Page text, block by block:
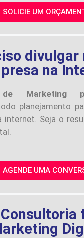
SOLICIE UM
divulgar
na
de Marketing
planejamento
internet. Seja o
AGENDE UMA
Consultoria